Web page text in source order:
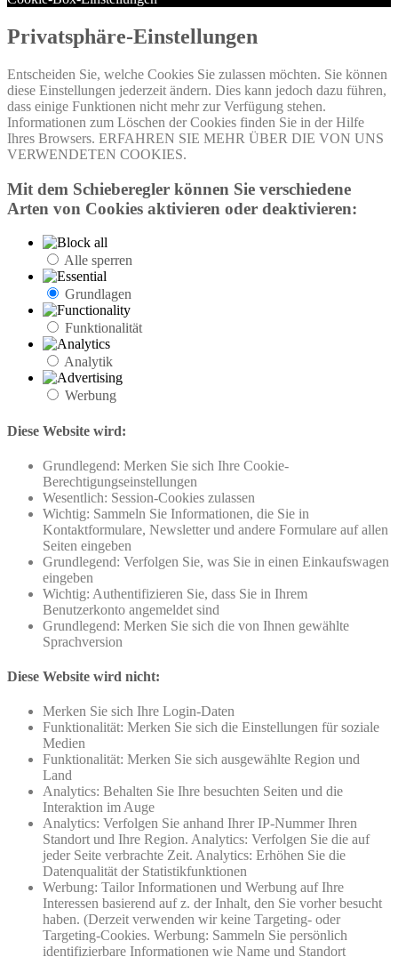
Privatsphäre-Einstellungen
Entscheiden Sie, welche Cookies Sie zulassen möchten. Sie können
diese Einstellungen jederzeit ändern. Dies kann jedoch dazu führen,
dass einige Funktionen nicht mehr zur Verfügung stehen.
Informationen zum Löschen der Cookies finden Sie in der Hilfe
Ihres Browsers. ERFAHREN SIE MEHR ÜBER DIE VON UNS
VERWENDETEN COOKIES.
Mit dem Schieberegler können Sie verschiedene
Arten von Cookies aktivieren oder deaktivieren:
Alle sperren
Grundlagen
Funktionalität
Analytik
Werbung
Diese Website wird:
Grundlegend: Merken Sie sich Ihre Cookie-
Berechtigungseinstellungen
Wesentlich: Session-Cookies zulassen
Wichtig: Sammeln Sie Informationen, die Sie in
Kontaktformulare, Newsletter und andere Formulare auf allen
Seiten eingeben
Grundlegend: Verfolgen Sie, was Sie in einen Einkaufswagen
eingeben
Wichtig: Authentifizieren Sie, dass Sie in Ihrem
Benutzerkonto angemeldet sind
Grundlegend: Merken Sie sich die von Ihnen gewählte
Sprachversion
Diese Website wird nicht:
Merken Sie sich Ihre Login-Daten
Funktionalität: Merken Sie sich die Einstellungen für soziale
Medien
Funktionalität: Merken Sie sich ausgewählte Region und
Land
Analytics: Behalten Sie Ihre besuchten Seiten und die
Interaktion im Auge
Analytics: Verfolgen Sie anhand Ihrer IP-Nummer Ihren
Standort und Ihre Region. Analytics: Verfolgen Sie die auf
jeder Seite verbrachte Zeit. Analytics: Erhöhen Sie die
Datenqualität der Statistikfunktionen
Werbung: Tailor Informationen und Werbung auf Ihre
Interessen basierend auf z. der Inhalt, den Sie vorher besucht
haben. (Derzeit verwenden wir keine Targeting- oder
Targeting-Cookies. Werbung: Sammeln Sie persönlich
identifizierbare Informationen wie Name und Standort